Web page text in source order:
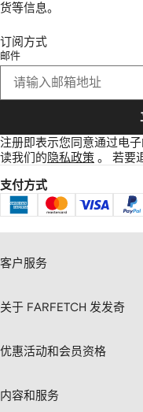
货等信息。
订阅方式
邮件
注册即表示您同意通过电
读我们的 隐私政策 。 若要
支付方式
客户服务
关于 FARFETCH 发发奇
优惠活动和会员资格
内容和服务